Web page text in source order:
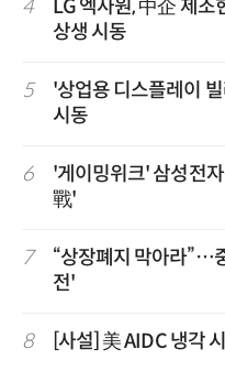
4
LG 엑사원, 中企 제
상생 시동
5
'상업용 디스플레이
시동
6
'게이밍위크' 삼성전
戰'
7
“상장폐지 막아라”…
전'
8 [사설] 美 AIDC 냉각